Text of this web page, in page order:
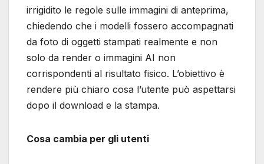
irrigidito le regole sulle immagini di anteprima,
chiedendo che i modelli fossero accompagnati
da foto di oggetti stampati realmente e non
solo da render o immagini AI non
corrispondenti al risultato fisico. L’obiettivo è
rendere più chiaro cosa l’utente può aspettarsi
dopo il download e la stampa.
Cosa cambia per gli utenti